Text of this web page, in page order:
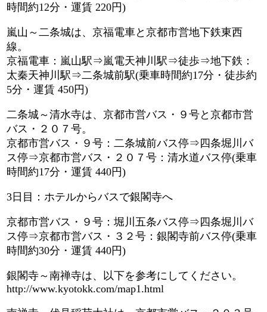
時間約12分・運賃 220円)
嵐山～二条城は、京福電車と京都市営地下鉄東西
線。
京福電車：嵐山駅⇒嵐電天神川駅⇒徒歩⇒地下鉄：
太秦天神川駅⇒二条城前駅(乗車時間約17分・徒歩約
5分・運賃 450円)
二条城～清水寺は、京都市営バス・９号と京都市営
バス・２０７号。
京都市営バス・９号：二条城前バス停⇒四条堀川バ
ス停⇒京都市営バス・２０７号：清水道バス停(乗車
時間約17分・運賃 440円)
3日目：ホテルからバスで銀閣寺へ
京都市営バス・９号：堀川五条バス停⇒四条堀川バ
ス停⇒京都市営バス・３２号：銀閣寺前バス停(乗車
時間約30分・運賃 440円)
銀閣寺～南禅寺は、以下を参考にしてください。
http://www.kyotokk.com/map1.html